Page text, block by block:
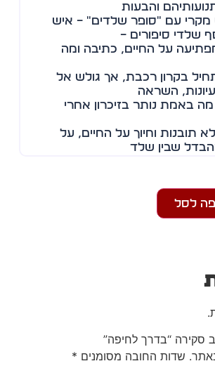
והבעות
עם "סופר שלדים" – איש
סיפורים –
על החיים, כתיבה ומה
רכבת, אך גולש אל
השראה
נותר בזיכרון אחרי
וחיוך על החיים, על
שבין שלד
מתאר את עצמו
אך דווקא
סיפורים מלאי עומק,
“בדרך לחיפה”
שדות החובה מסומנים*